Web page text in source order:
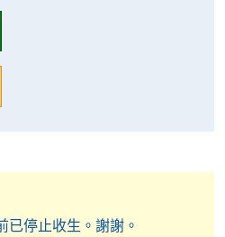
已停止收生。謝謝。